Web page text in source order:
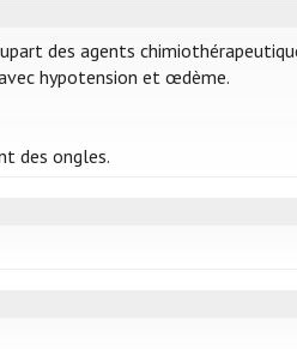
des agents
hypotension et œdème.
des ongles.